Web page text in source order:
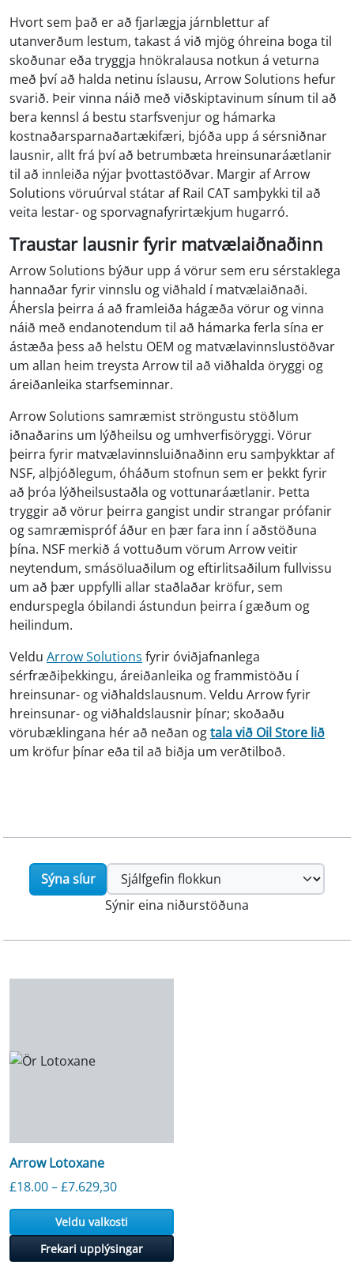
Hvort sem það er að fjarlægja járnblettur af
utanverðum lestum, takast á við mjög óhreina boga til
skoðunar eða tryggja hnökralausa notkun á veturna
með því að halda netinu íslausu, Arrow Solutions hefur
svarið. Þeir vinna náið með viðskiptavinum sínum til að
bera kennsl á bestu starfsvenjur og hámarka
kostnaðarsparnaðartækifæri, bjóða upp á sérsniðnar
lausnir, allt frá því að betrumbæta hreinsunaráætlanir
til að innleiða nýjar þvottastöðvar. Margir af Arrow
Solutions vöruúrval státar af Rail CAT samþykki til að
veita lestar- og sporvagnafyrirtækjum hugarró.
Traustar lausnir fyrir matvælaiðnaðinn
Arrow Solutions býður upp á vörur sem eru sérstaklega
hannaðar fyrir vinnslu og viðhald í matvælaiðnaði.
Áhersla þeirra á að framleiða hágæða vörur og vinna
náið með endanotendum til að hámarka ferla sína er
ástæða þess að helstu OEM og matvælavinnslustöðvar
um allan heim treysta Arrow til að viðhalda öryggi og
áreiðanleika starfseminnar.
Arrow Solutions samræmist ströngustu stöðlum
iðnaðarins um lýðheilsu og umhverfisöryggi. Vörur
þeirra fyrir matvælavinnsluiðnaðinn eru samþykktar af
NSF, alþjóðlegum, óháðum stofnun sem er þekkt fyrir
að þróa lýðheilsustaðla og vottunaráætlanir. Þetta
tryggir að vörur þeirra gangist undir strangar prófanir
og samræmispróf áður en þær fara inn í aðstöðuna
þína. NSF merkið á vottuðum vörum Arrow veitir
neytendum, smásöluaðilum og eftirlitsaðilum fullvissu
um að þær uppfylli allar staðlaðar kröfur, sem
endurspegla óbilandi ástundun þeirra í gæðum og
heilindum.
Veldu Arrow Solutions fyrir óviðjafnanlega
sérfræðiþekkingu, áreiðanleika og frammistöðu í
hreinsunar- og viðhaldslausnum. Veldu Arrow fyrir
hreinsunar- og viðhaldslausnir þínar; skoðaðu
vörubæklingana hér að neðan ogtala við Oil Store lið
um kröfur þínar eða til að biðja um verðtilboð.
Sýna síur
Sýnir eina niðurstöðuna
Arrow Lotoxane
£18.00–£7.629,30Verðbil: £18.00 til £7.629.30
Veldu valkosti
Frekari upplýsingar